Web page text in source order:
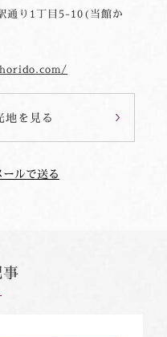
通り1丁目5-10(当館か
地を見る
ールで送る